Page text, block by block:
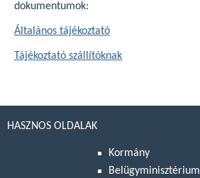
dokumentumok:
Általános tájékoztató
Tájékoztató szállítóknak
HASZNOS OLDALAK
Kormány
Belügyminisztérium